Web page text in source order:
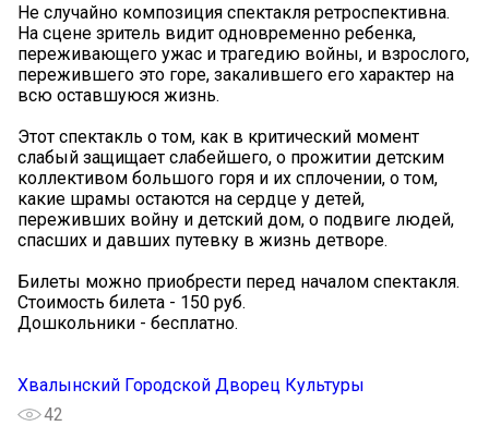
Не случайно композиция спектакля ретроспективна.
На сцене зритель видит одновременно ребенка,
переживающего ужас и трагедию войны, и взрослого,
пережившего это горе, закалившего его характер на
всю оставшуюся жизнь.
Этот спектакль о том, как в критический момент
слабый защищает слабейшего, о прожитии детским
коллективом большого горя и их сплочении, о том,
какие шрамы остаются на сердце у детей,
переживших войну и детский дом, о подвиге людей,
спасших и давших путевку в жизнь детворе.
Билеты можно приобрести перед началом спектакля.
Стоимость билета - 150 руб.
Дошкольники - бесплатно.
Хвалынский Городской Дворец Культуры
42